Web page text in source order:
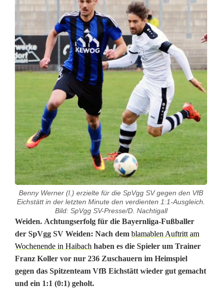
Benny Werner (l.) erzielte für die SpVgg SV gegen den VfB
Eichstätt in der letzten Minute den verdienten 1:1-Ausgleich.
Bild: SpVgg SV-Presse/D. Nachtigall
S
p
V
g
Weiden. Achtungserfolg für die Bayernliga-Fußballer
der SpVgg SV Weiden: Nach dem blamablen Auftritt am
Wochenende in Haibach haben es die Spieler um Trainer
Franz Koller vor nur 236 Zuschauern im Heimspiel
gegen das Spitzenteam VfB Eichstätt wieder gut gemacht
und ein 1:1 (0:1) geholt.